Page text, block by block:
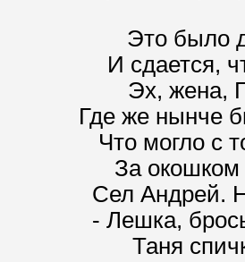
Это было
И сдается,
Эх, жена,
Где же нынче
Что могло с
За окошком
Сел Андрей.
- Лешка,
Таня